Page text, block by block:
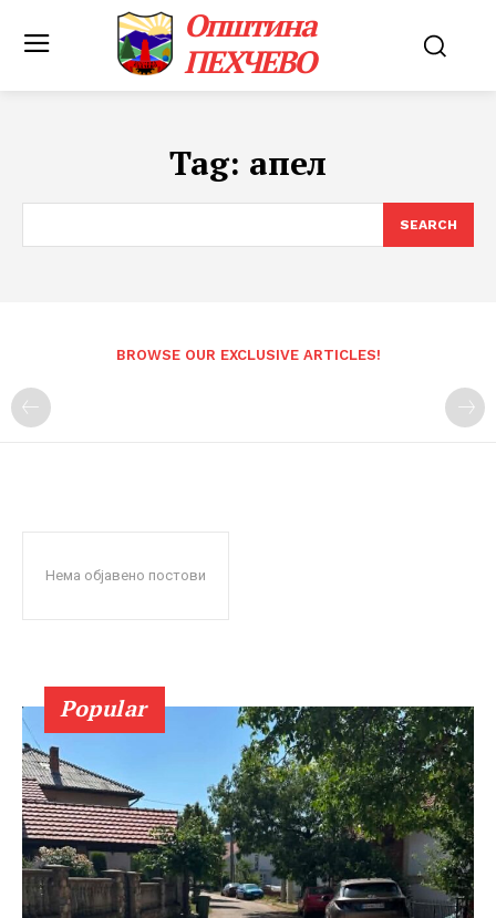
Општина
ПЕХЧЕВО
Tag: апел
SEARCH
BROWSE OUR EXCLUSIVE ARTICLES!
Нема објавено постови
Popular